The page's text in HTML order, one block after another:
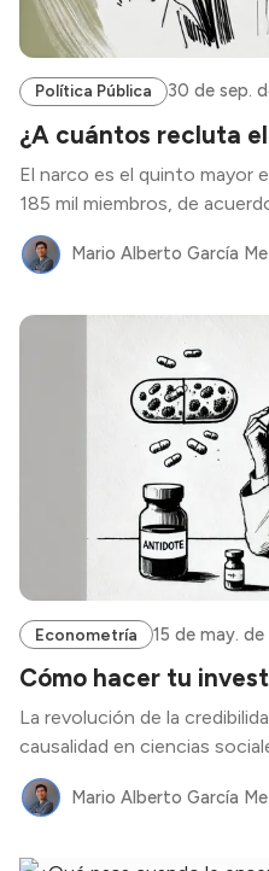
Política Pública 30 de sep.
¿A cuántos recluta
El narco es el quinto mayor
185 mil miembros, de
Mario Alberto García
Econometría 15 de may. de
Cómo hacer tu
La revolución de la
causalidad en ciencias
Mario Alberto García